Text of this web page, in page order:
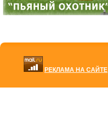
РЕКЛАМА НА САЙТЕ